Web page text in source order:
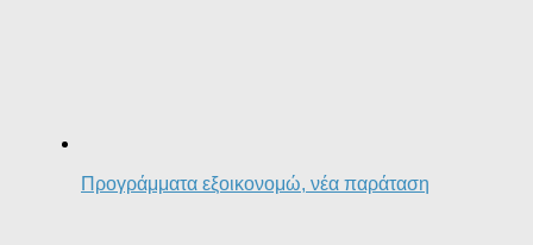
Προγράμματα εξοικονομώ, νέα παράταση